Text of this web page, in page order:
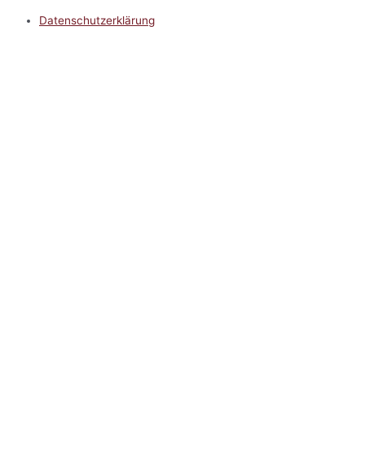
Datenschutzerklärung